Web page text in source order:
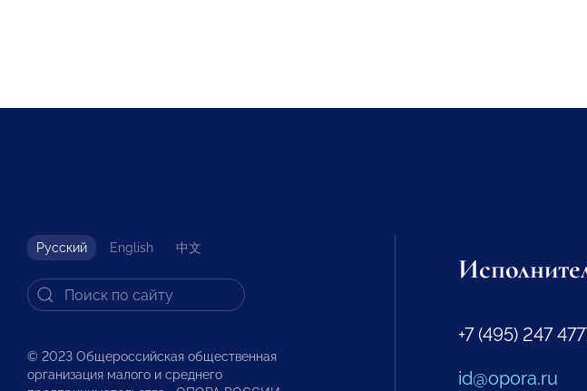
Русский English 中文
© 2023 Общероссийская общественная
организация малого и среднего
+7 (495) 247
id@opora.ru